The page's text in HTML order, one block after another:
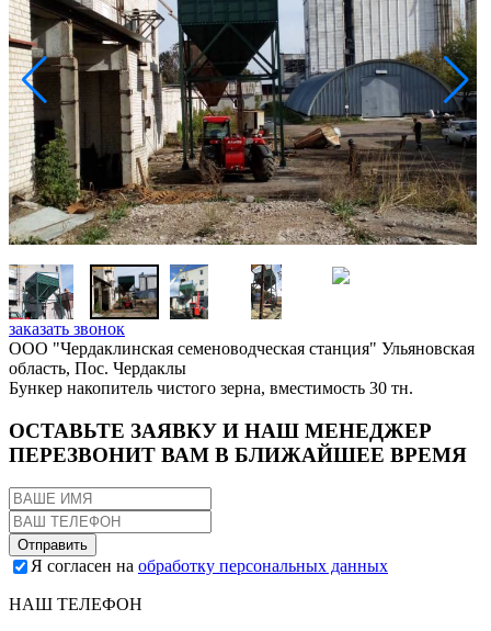
заказать звонок
ООО "Чердаклинская семеноводческая станция" Ульяновская
область, Пос. Чердаклы
Бункер накопитель чистого зерна, вместимость 30 тн.
ОСТАВЬТЕ ЗАЯВКУ И НАШ МЕНЕДЖЕР
ПЕРЕЗВОНИТ ВАМ В БЛИЖАЙШЕЕ ВРЕМЯ
Я согласен на обработку персональных данных
НАШ ТЕЛЕФОН